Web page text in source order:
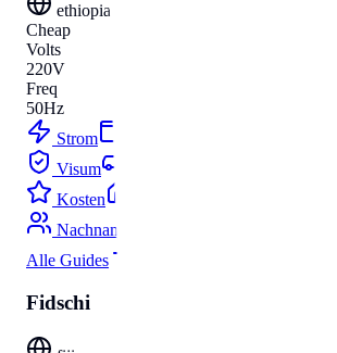
ethiopia
Cheap
Volts
220V
Freq
50Hz
Strom
Visum
Kosten
Nachnamen
Alle Guides
Fidschi